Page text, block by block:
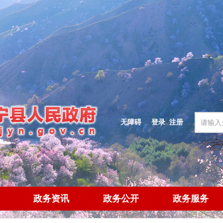
登录|注册
无障碍
政务资讯 政务公开 政务服务